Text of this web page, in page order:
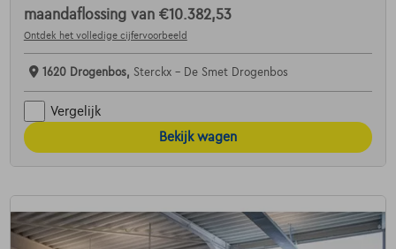
maandaflossing van €10.382,53
Ontdek het volledige cijfervoorbeeld
1620 Drogenbos, Sterckx - De Smet Drogenbos
Vergelijk
Bekijk wagen